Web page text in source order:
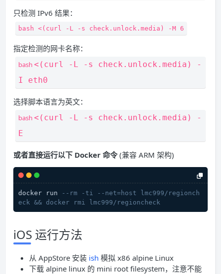
只检测 IPv6 结果：
bash <( curl -L -s check.unlock.media ) -M 6
指定检测的网卡名称：
bash <( curl -L -s check.unlock.media )
-
I eth0
选择脚本语言为英文：
bash <( curl -L -s check.unlock.media )
-
E
或者直接运行以下 Docker 命令(兼容 ARM 架构)
docker run
--rm -ti --net=host lmc999/regionch
eck && docker rmi lmc999/regioncheck
iOS 运行方法
从 AppStore 安装 ish 模拟 x86 alpine Linux
下载 alpine linux 的 mini root filesystem，注意不能